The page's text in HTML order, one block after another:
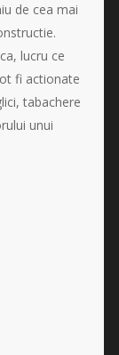
de cea mai
lucru ce
fi actionate
tabachere
unui